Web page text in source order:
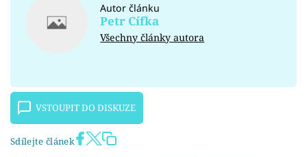
Autor článku
Petr Cífka
Všechny články autora
VSTOUPIT DO DISKUZE
Sdílejte článek